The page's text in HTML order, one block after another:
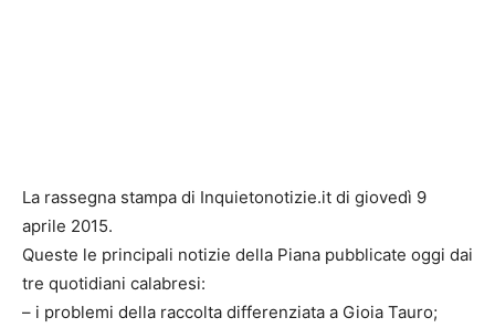
La rassegna stampa di Inquietonotizie.it di giovedì 9
aprile 2015.
Queste le principali notizie della Piana pubblicate oggi dai
tre quotidiani calabresi:
– i problemi della raccolta differenziata a Gioia Tauro;